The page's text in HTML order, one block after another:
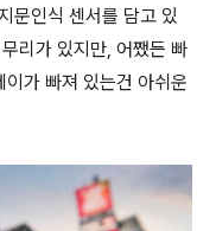
문인식 센서를 담고 있
리가 있지만, 어쨌든 빠
가 빠져 있는건 아쉬운